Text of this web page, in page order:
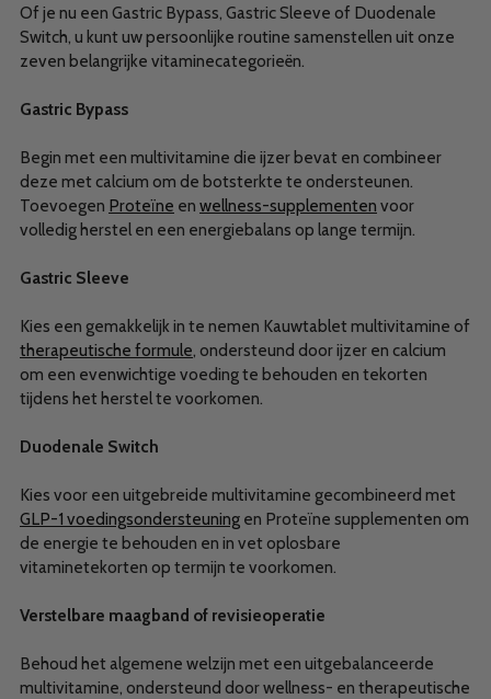
Of je nu een Gastric Bypass, Gastric Sleeve of Duodenale
Switch, u kunt uw persoonlijke routine samenstellen uit onze
zeven belangrijke vitaminecategorieën.
Gastric Bypass
Begin met een multivitamine die ijzer bevat en combineer
deze met calcium om de botsterkte te ondersteunen.
Toevoegen Proteïne en wellness-supplementen voor
volledig herstel en een energiebalans op lange termijn.
Gastric Sleeve
Kies een gemakkelijk in te nemen Kauwtablet multivitamine of
therapeutische formule, ondersteund door ijzer en calcium
om een evenwichtige voeding te behouden en tekorten
tijdens het herstel te voorkomen.
Duodenale Switch
Kies voor een uitgebreide multivitamine gecombineerd met
GLP-1 voedingsondersteuning en Proteïne supplementen om
de energie te behouden en in vet oplosbare
vitaminetekorten op termijn te voorkomen.
Verstelbare maagband of revisieoperatie
Behoud het algemene welzijn met een uitgebalanceerde
multivitamine, ondersteund door wellness- en therapeutische